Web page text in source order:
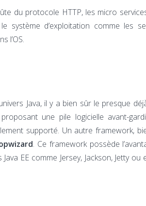
du protocole HTTP, les micro
système d’exploitation comme les
l’OS.
Java, il y a bien sûr le presque
une pile logicielle avant-
supporté. Un autre framework,
. Ce framework possède
EE comme Jersey, Jackson, Jetty ou